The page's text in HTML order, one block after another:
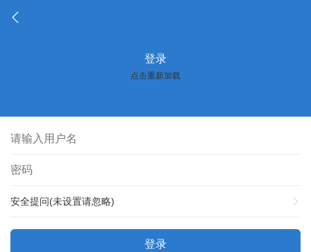
登录
点击重新加载
安全提问(未设置请忽略)
登录